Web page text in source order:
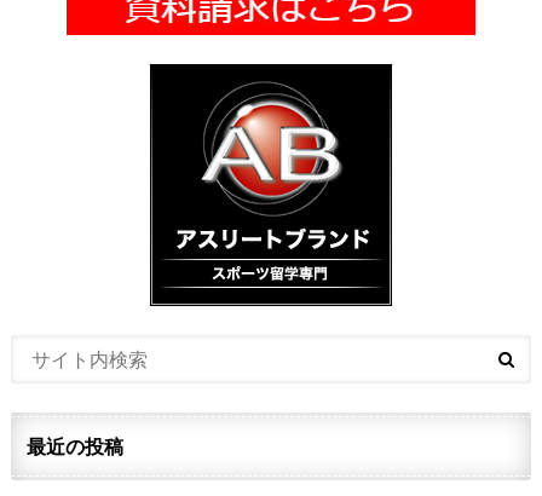
最近の投稿